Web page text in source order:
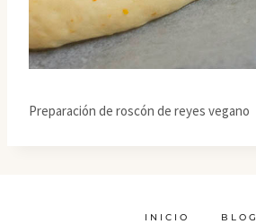
Preparación de roscón de reyes vegano
INICIO BLOG